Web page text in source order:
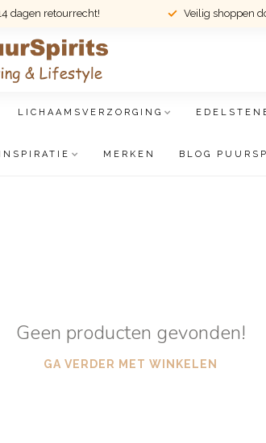
dagen retourrecht! Veilig shoppen
LICHAAMSVERZORGING
MERKEN BLOG
Geen producten gevonden!
GA VERDER MET WINKELEN